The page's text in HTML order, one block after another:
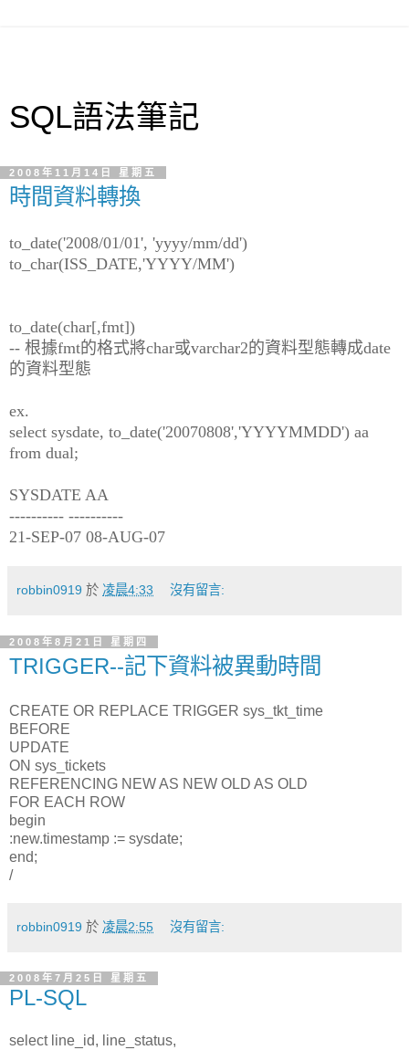
SQL語法筆記
2008年11月14日 星期五
時間資料轉換
to_date('2008/01/01', 'yyyy/mm/dd')
to_char(ISS_DATE,'YYYY/MM')
to_date(char[,fmt])
-- 根據fmt的格式將char或varchar2的資料型態轉成date
的資料型態
ex.
select sysdate, to_date('20070808','YYYYMMDD') aa
from dual;
SYSDATE AA
---------- ----------
21-SEP-07 08-AUG-07
robbin0919 於 凌晨4:33 沒有留言:
2008年8月21日 星期四
TRIGGER--記下資料被異動時間
CREATE OR REPLACE TRIGGER sys_tkt_time
BEFORE
UPDATE
ON sys_tickets
REFERENCING NEW AS NEW OLD AS OLD
FOR EACH ROW
begin
:new.timestamp := sysdate;
end;
/
robbin0919 於 凌晨2:55 沒有留言:
2008年7月25日 星期五
PL-SQL
select line_id, line_status,